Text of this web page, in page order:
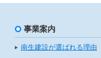
事業案内
南生建設が選ばれる理由